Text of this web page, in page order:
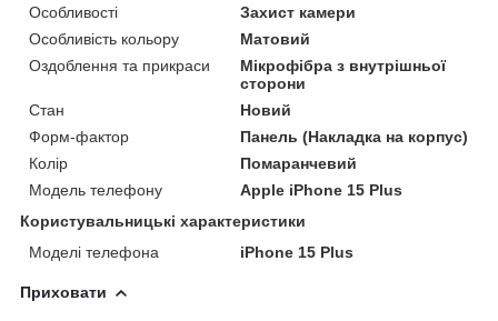
Особливості
Захист камери
Особливість кольору
Матовий
Оздоблення та прикраси
Мікрофібра з внутрішньої
сторони
Стан
Новий
Форм-фактор
Панель (Накладка на корпус)
Колір
Помаранчевий
Модель телефону
Apple iPhone 15 Plus
Користувальницькі характеристики
Моделі телефона
iPhone 15 Plus
Приховати